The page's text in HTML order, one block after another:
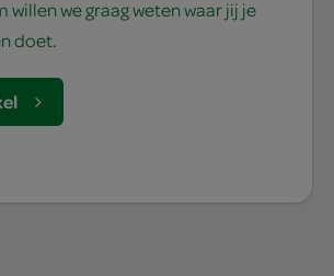
willen we graag weten waar jij je
doet.